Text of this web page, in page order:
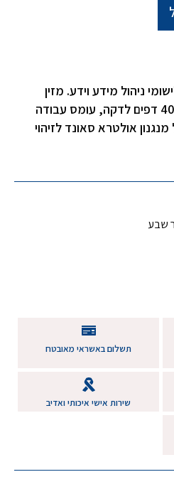
ניהול מידע וידע. מזין
עד-50 דף, מהירות סריקה 40 דפים לדקה, עומס עבודה
כולל מנגנון אולטרא סאונד לזיהוי
שבע
תשלום באשראי מאובטח
שירות אישי איכותי ואדיב